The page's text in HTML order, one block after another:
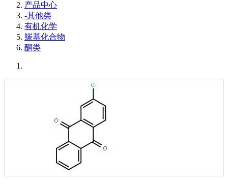
产品中心
-其他类
有机化学
羰基化合物
酮类